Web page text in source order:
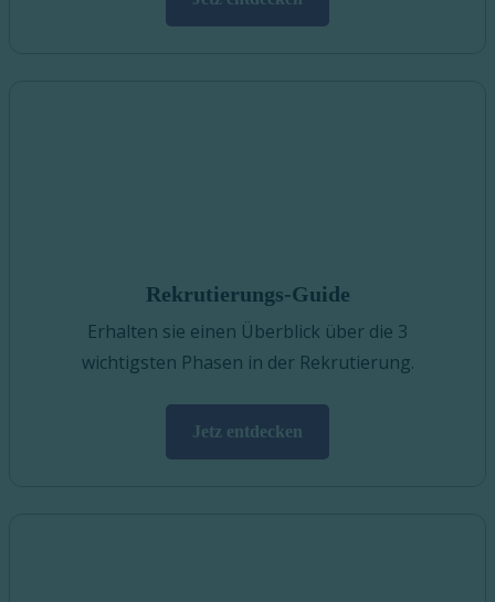
Rekrutierungs-Guide
Erhalten sie einen Überblick über die 3
wichtigsten Phasen in der Rekrutierung.
Jetz entdecken